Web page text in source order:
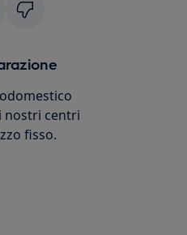
nostri centri
fisso.